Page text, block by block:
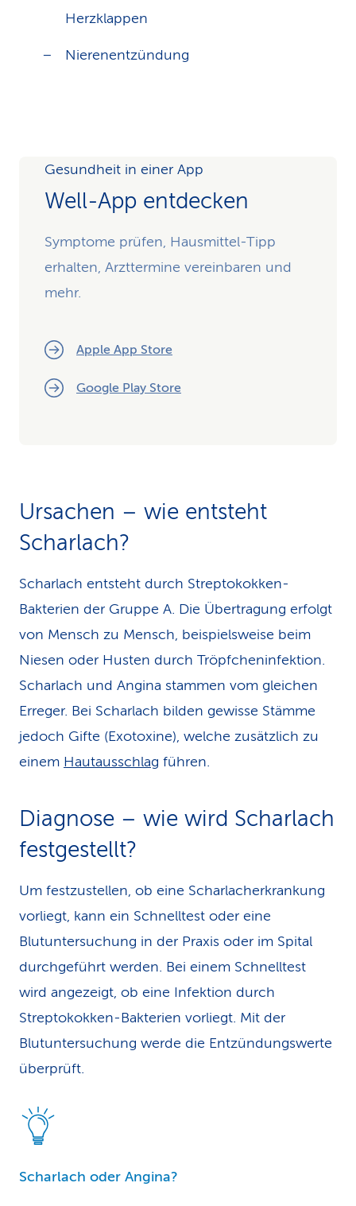
Herzklappen
Nierenentzündung
Gesundheit in einer App
Well-App entdecken
Symptome prüfen, Hausmittel-Tipp
erhalten, Arzttermine vereinbaren und
mehr.
Apple App Store
Google Play Store
Ursachen – wie entsteht
Scharlach?
Scharlach entsteht durch Streptokokken-
Bakterien der Gruppe A. Die Übertragung erfolgt
von Mensch zu Mensch, beispielsweise beim
Niesen oder Husten durch Tröpfcheninfektion.
Scharlach und Angina stammen vom gleichen
Erreger. Bei Scharlach bilden gewisse Stämme
jedoch Gifte (Exotoxine), welche zusätzlich zu
einem Hautausschlag führen.
Diagnose – wie wird Scharlach
festgestellt?
Um festzustellen, ob eine Scharlacherkrankung
vorliegt, kann ein Schnelltest oder eine
Blutuntersuchung in der Praxis oder im Spital
durchgeführt werden. Bei einem Schnelltest
wird angezeigt, ob eine Infektion durch
Streptokokken-Bakterien vorliegt. Mit der
Blutuntersuchung werde die Entzündungswerte
überprüft.
Scharlach oder Angina?